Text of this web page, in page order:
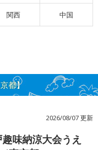
関西 中国
都】
2026/08/07 更新
味納涼大会うえ